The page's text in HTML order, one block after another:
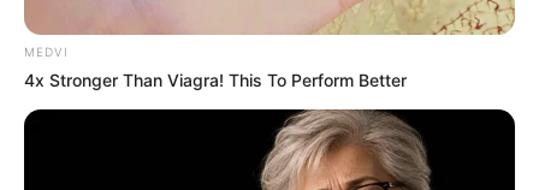
MEDVI
4x Stronger Than Viagra! This To Perform Better